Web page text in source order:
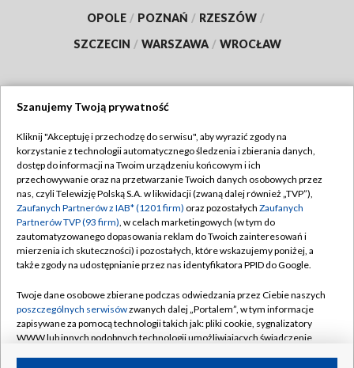
OPOLE / POZNAŃ / RZESZÓW /
SZCZECIN / WARSZAWA / WROCŁAW
TVP
Abonament TVP
Emisja w TVP
Centrum informacji TVP
Naziemna Telewizja Cyfrowa
Rada Programowa
System NOS
Informacje o nadawcy
Regulamin TVP
Polityka prywatności
Moje zgody
Pomoc
Kontakt
Kanały
Szanujemy Twoją prywatność
Kliknij "Akceptuję i przechodzę do serwisu", aby wyrazić zgody na
korzystanie z technologii automatycznego śledzenia i zbierania danych,
dostęp do informacji na Twoim urządzeniu końcowym i ich
przechowywanie oraz na przetwarzanie Twoich danych osobowych przez
nas, czyli Telewizję Polską S.A. w likwidacji (zwaną dalej również „TVP”),
Zaufanych Partnerów z IAB* (1201 firm) oraz pozostałych Zaufanych
Partnerów TVP (93 firm), w celach marketingowych (w tym do
zautomatyzowanego dopasowania reklam do Twoich zainteresowań i
mierzenia ich skuteczności) i pozostałych, które wskazujemy poniżej, a
także zgody na udostępnianie przez nas identyfikatora PPID do Google.
Twoje dane osobowe zbierane podczas odwiedzania przez Ciebie naszych
poszczególnych serwisówzwanych dalej „Portalem”, w tym informacje
zapisywane za pomocą technologii takich jak: pliki cookie, sygnalizatory
WWW lub innych podobnych technologii umożliwiających świadczenie